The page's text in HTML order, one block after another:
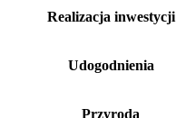
Realizacja inwestycji
Udogodnienia
Przyroda